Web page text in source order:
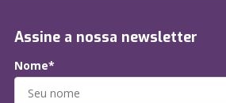
Assine a nossa newsletter
Nome*